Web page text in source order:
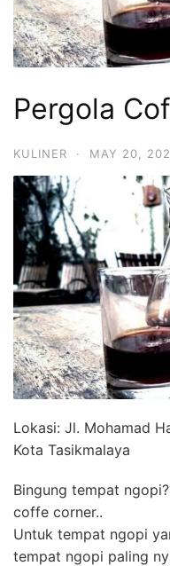
Pergola
KULINER · MAY 20,
Lokasi: Jl. Mohamad
Kota Tasikmalaya
Bingung tempat
coffe corner..
Untuk tempat ngopi
tempat ngopi paling